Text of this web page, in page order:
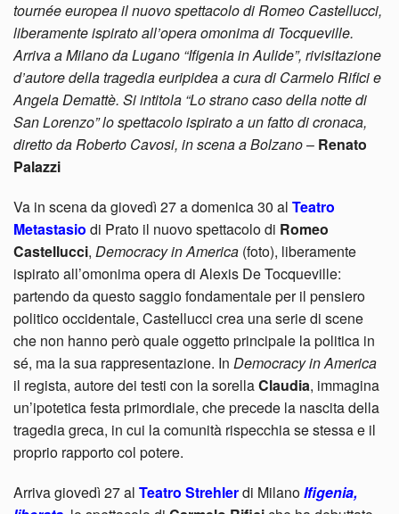
tournée europea il nuovo spettacolo di Romeo Castellucci,
liberamente ispirato all’opera omonima di Tocqueville.
Arriva a Milano da Lugano “Ifigenia in Aulide”, rivisitazione
d’autore della tragedia euripidea a cura di Carmelo Rifici e
Angela Demattè. Si intitola “Lo strano caso della notte di
San Lorenzo” lo spettacolo ispirato a un fatto di cronaca,
diretto da Roberto Cavosi, in scena a Bolzano– Renato
Palazzi
Va in scena da giovedì 27 a domenica 30 al Teatro
Metastasio di Prato il nuovo spettacolo di Romeo
Castellucci, Democracy in America (foto), liberamente
ispirato all’omonima opera di Alexis De Tocqueville:
partendo da questo saggio fondamentale per il pensiero
politico occidentale, Castellucci crea una serie di scene
che non hanno però quale oggetto principale la politica in
sé, ma la sua rappresentazione. In Democracy in America
il regista, autore dei testi con la sorellaClaudia, immagina
un’ipotetica festa primordiale, che precede la nascita della
tragedia greca, in cui la comunità rispecchia se stessa e il
proprio rapporto col potere.
Arriva giovedì 27 al Teatro Strehlerdi MilanoIfigenia,